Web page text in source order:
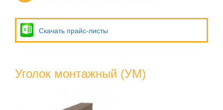
Скачать прайс-листы
Уголок монтажный (УМ)